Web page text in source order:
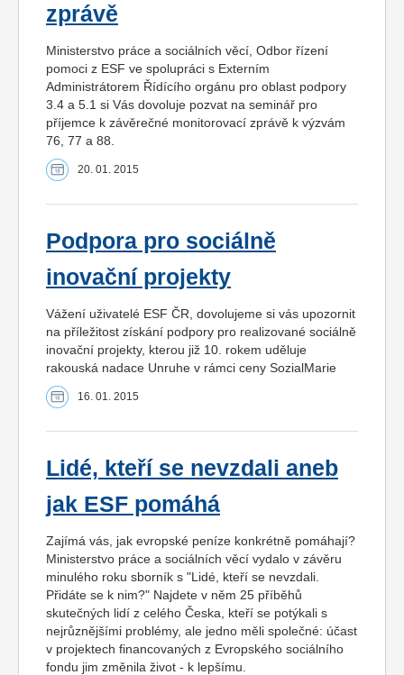
zprávě
Ministerstvo práce a sociálních věcí, Odbor řízení
pomoci z ESF ve spolupráci s Externím
Administrátorem Řídícího orgánu pro oblast podpory
3.4 a 5.1 si Vás dovoluje pozvat na seminář pro
příjemce k závěrečné monitorovací zprávě k výzvám
76, 77 a 88.
20. 01. 2015
Podpora pro sociálně
inovační projekty
Vážení uživatelé ESF ČR, dovolujeme si vás upozornit
na příležitost získání podpory pro realizované sociálně
inovační projekty, kterou již 10. rokem uděluje
rakouská nadace Unruhe v rámci ceny SozialMarie
16. 01. 2015
Lidé, kteří se nevzdali aneb
jak ESF pomáhá
Zajímá vás, jak evropské peníze konkrétně pomáhají?
Ministerstvo práce a sociálních věcí vydalo v závěru
minulého roku sborník s "Lidé, kteří se nevzdali.
Přidáte se k nim?" Najdete v něm 25 příběhů
skutečných lidí z celého Česka, kteří se potýkali s
nejrůznějšími problémy, ale jedno měli společné: účast
v projektech financovaných z Evropského sociálního
fondu jim změnila život - k lepšímu.